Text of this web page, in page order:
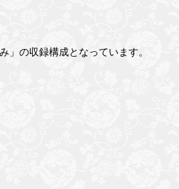
の収録構成となっています。